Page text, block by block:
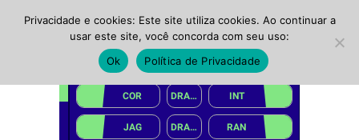
Privacidade e cookies: Este site utiliza cookies. Ao continuar a
usar este site, você concorda com seu uso:
Ok
Política de Privacidade